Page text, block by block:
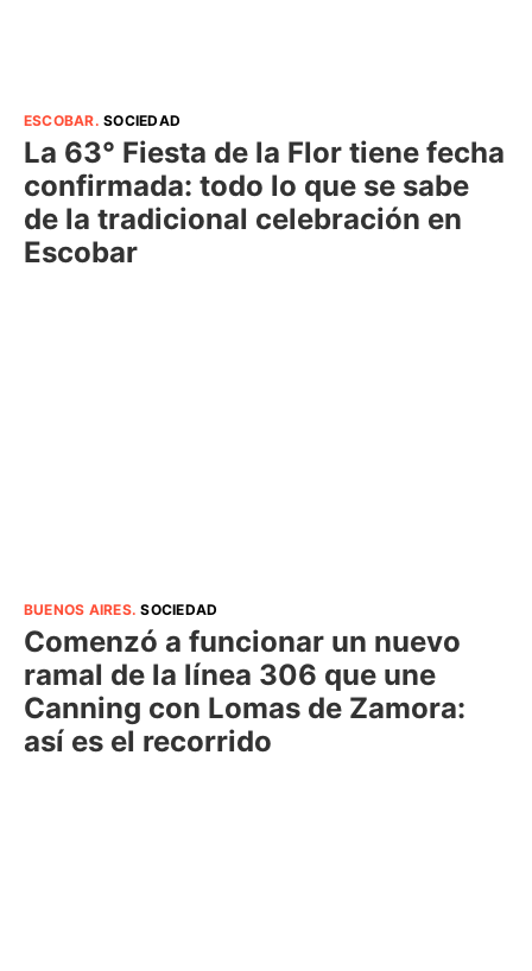
ESCOBAR.SOCIEDAD
La 63° Fiesta de la Flor tiene fecha
confirmada: todo lo que se sabe
de la tradicional celebración en
Escobar
BUENOS AIRES.SOCIEDAD
Comenzó a funcionar un nuevo
ramal de la línea 306 que une
Canning con Lomas de Zamora:
así es el recorrido